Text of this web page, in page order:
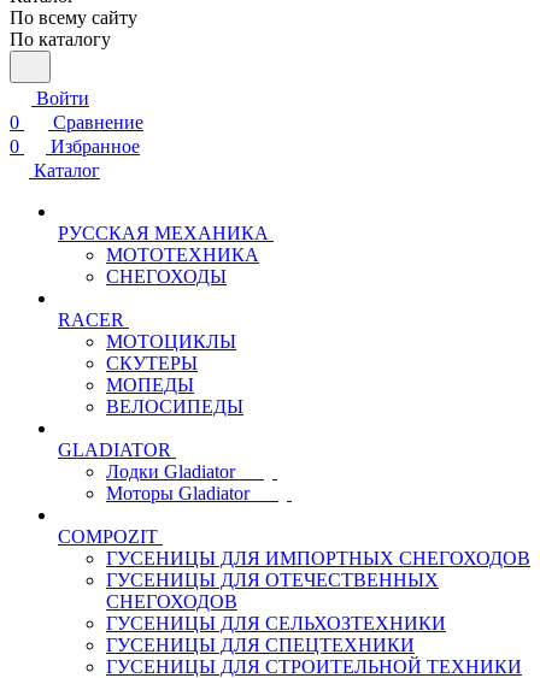
По всему сайту
По каталогу
Войти
0
Сравнение
0
Избранное
Каталог
РУССКАЯ МЕХАНИКА
МОТОТЕХНИКА
СНЕГОХОДЫ
RACER
МОТОЦИКЛЫ
СКУТЕРЫ
МОПЕДЫ
ВЕЛОСИПЕДЫ
GLADIATOR
Лодки Gladiator
Моторы Gladiator
COMPOZIT
ГУСЕНИЦЫ ДЛЯ ИМПОРТНЫХ СНЕГОХОДОВ
ГУСЕНИЦЫ ДЛЯ ОТЕЧЕСТВЕННЫХ
СНЕГОХОДОВ
ГУСЕНИЦЫ ДЛЯ СЕЛЬХОЗТЕХНИКИ
ГУСЕНИЦЫ ДЛЯ СПЕЦТЕХНИКИ
ГУСЕНИЦЫ ДЛЯ СТРОИТЕЛЬНОЙ ТЕХНИКИ